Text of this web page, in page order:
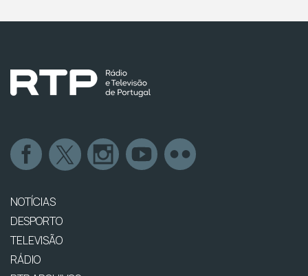
NOTÍCIAS
DESPORTO
TELEVISÃO
RÁDIO